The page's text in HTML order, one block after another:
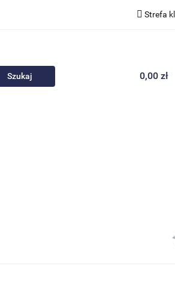
Strefa
Dodaj
0,00 zł